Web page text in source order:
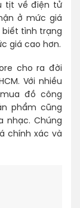
tịt về điện tử
ở mức giá
biết tình trạng
giá cao hơn.
cho ra đời
Với nhiều
đồ công
phẩm cũng
nhạc. Chúng
chính xác và